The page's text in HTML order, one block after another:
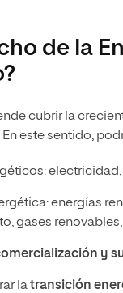
de la
cubrir la
En este sentido,
energías
gases
y
latransición